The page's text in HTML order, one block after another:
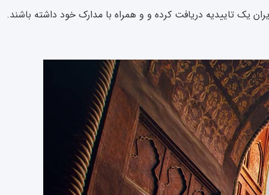
یک تاییدیه دریافت کرده و و همراه با مدارک خود داشته باشند.